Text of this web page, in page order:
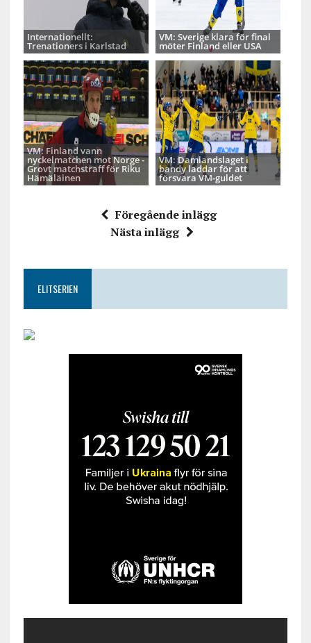
Internationellt:
Trenationers i Karlstad
VM: Sverige klara för final
möter Finland eller USA
VM: Finland vann
nyckelmatchen mot Norge -
Grovt matchstraff för Riku
Hämäläinen
VM: Damlandslaget i
bandy laddar för att
försvara VM-guldet
Föregående inlägg
Nästa inlägg
ELITSERIEN